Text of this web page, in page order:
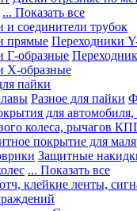
... Показать все
и соединители трубок
прямые Переходники
Г-образные
Х-образные
пайки
Разное для пайки
для
колеса, рычагов
покрытие для
Защитные
... Показать все
клейкие ленты,